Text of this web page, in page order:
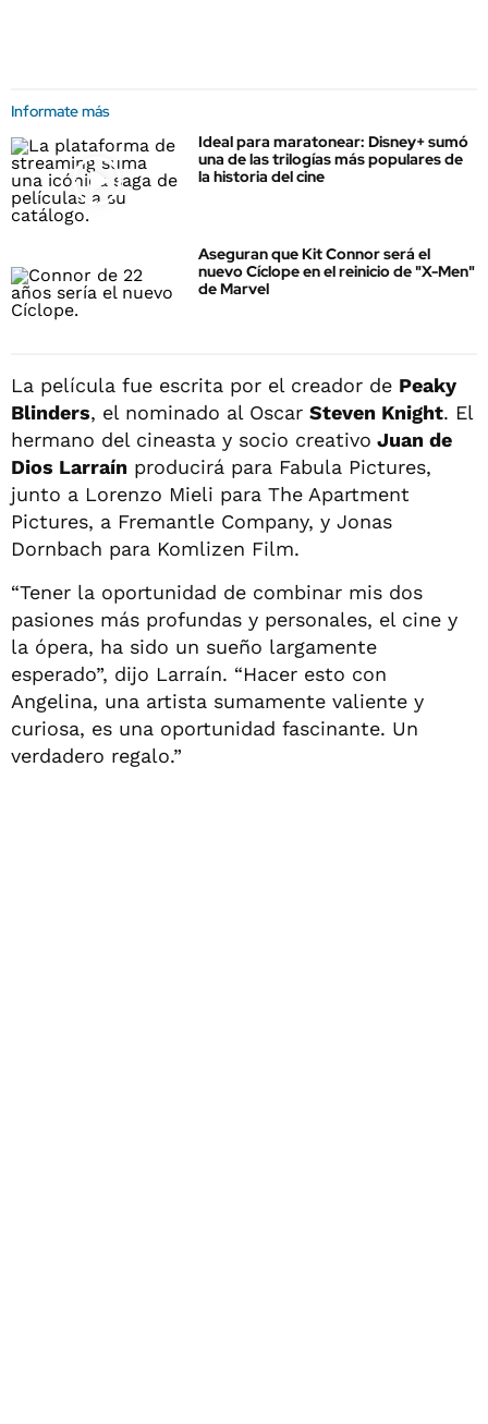
Informate más
Ideal para maratonear: Disney+ sumó
una de las trilogías más populares de
la historia del cine
Aseguran que Kit Connor será el
nuevo Cíclope en el reinicio de "X-Men"
de Marvel
La película fue escrita por el creador de Peaky
Blinders, el nominado al Oscar Steven Knight. El
hermano del cineasta y socio creativo Juan de
Dios Larraín producirá para Fabula Pictures,
junto a Lorenzo Mieli para The Apartment
Pictures, a Fremantle Company, y Jonas
Dornbach para Komlizen Film.
“Tener la oportunidad de combinar mis dos
pasiones más profundas y personales, el cine y
la ópera, ha sido un sueño largamente
esperado”, dijo Larraín. “Hacer esto con
Angelina, una artista sumamente valiente y
curiosa, es una oportunidad fascinante. Un
verdadero regalo.”